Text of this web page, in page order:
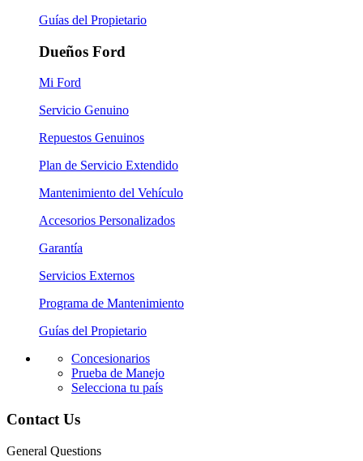
Guías del Propietario
Dueños Ford
Mi Ford
Servicio Genuino
Repuestos Genuinos
Plan de Servicio Extendido
Mantenimiento del Vehículo
Accesorios Personalizados
Garantía
Servicios Externos
Programa de Mantenimiento
Guías del Propietario
Concesionarios
Prueba de Manejo
Selecciona tu país
Contact Us
General Questions